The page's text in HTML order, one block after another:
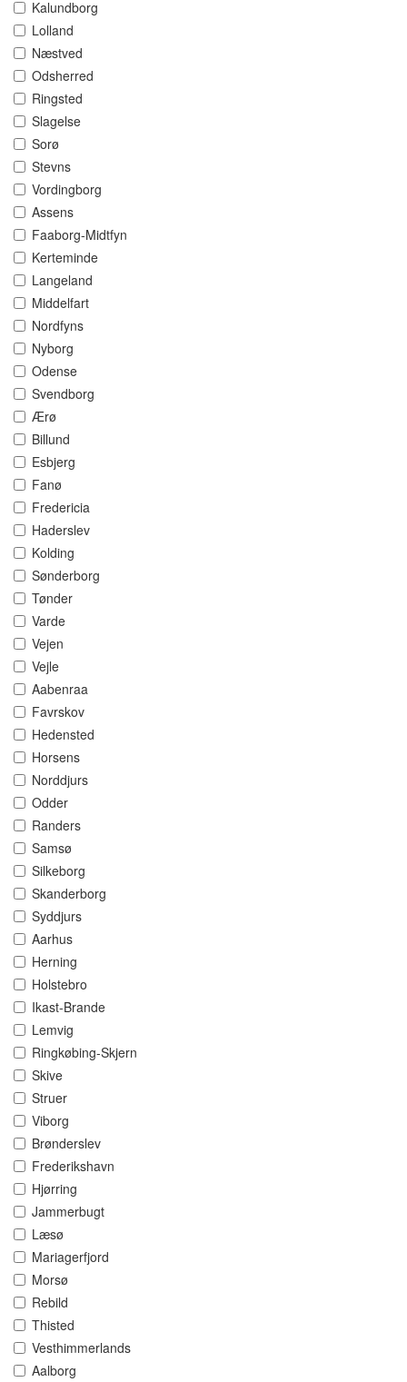
Kalundborg
Lolland
Næstved
Odsherred
Ringsted
Slagelse
Sorø
Stevns
Vordingborg
Assens
Faaborg-Midtfyn
Kerteminde
Langeland
Middelfart
Nordfyns
Nyborg
Odense
Svendborg
Ærø
Billund
Esbjerg
Fanø
Fredericia
Haderslev
Kolding
Sønderborg
Tønder
Varde
Vejen
Vejle
Aabenraa
Favrskov
Hedensted
Horsens
Norddjurs
Odder
Randers
Samsø
Silkeborg
Skanderborg
Syddjurs
Aarhus
Herning
Holstebro
Ikast-Brande
Lemvig
Ringkøbing-Skjern
Skive
Struer
Viborg
Brønderslev
Frederikshavn
Hjørring
Jammerbugt
Læsø
Mariagerfjord
Morsø
Rebild
Thisted
Vesthimmerlands
Aalborg